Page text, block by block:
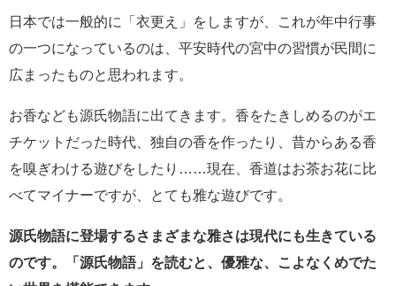
日本では一般的に「衣更え」をしますが、これが年中行事
の一つになっているのは、平安時代の宮中の習慣が民間に
広まったものと思われます。
お香なども源氏物語に出てきます。香をたきしめるのがエ
チケットだった時代、独自の香を作ったり、昔からある香
を嗅ぎわける遊びをしたり……現在、香道はお茶お花に比
べてマイナーですが、とても雅な遊びです。
源氏物語に登場するさまざまな雅さは現代にも生きている
のです。「源氏物語」を読むと、 優雅な、こよなくめでた